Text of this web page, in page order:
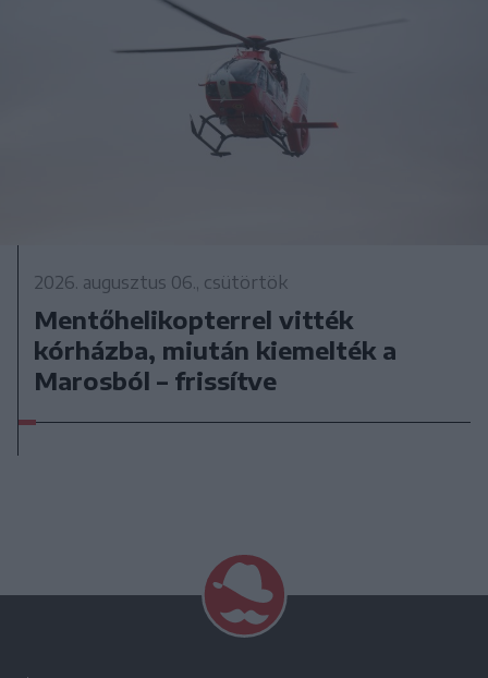
2026. augusztus 06., csütörtök
Mentőhelikopterrel vitték
kórházba, miután kiemelték a
Marosból – frissítve